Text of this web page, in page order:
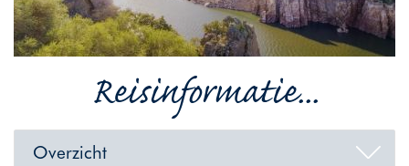
Reisinformatie...
Overzicht